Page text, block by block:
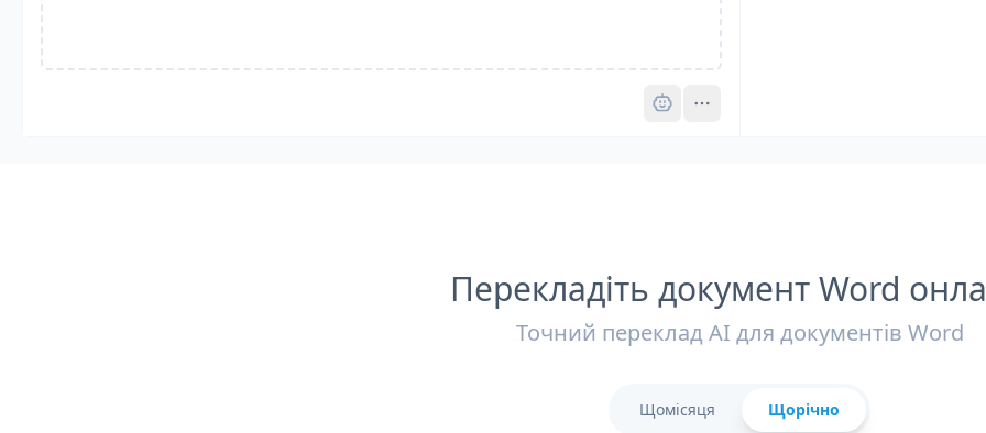
Pro
Перекладіть документ Word
Точний переклад AI для документів Word
Щомісяця Щорічно